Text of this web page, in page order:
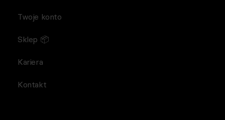
Twoje konto
Sklep 📦
Kariera
Kontakt